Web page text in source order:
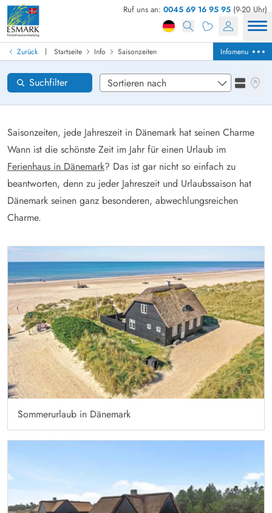
Ruf uns an: 0045 69 16 95 95 (9-20 Uhr)
Zurück | Startseite Info Saisonzeiten Infomenu
Saisonzeiten, jede Jahreszeit in Dänemark hat seinen Charme
Wann ist die schönste Zeit im Jahr für einen Urlaub im
Ferienhaus in Dänemark? Das ist gar nicht so einfach zu
beantworten, denn zu jeder Jahreszeit und Urlaubssaison hat
Dänemark seinen ganz besonderen, abwechlungsreichen
Charme.
Sommerurlaub in Dänemark
Suchfilter
Ferienhaus in Dänemark finden
Anreise
Gebiete
Loading...